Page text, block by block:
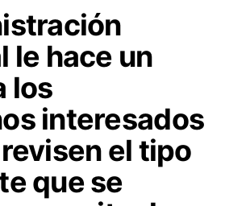
le hace un
los
interesados
el tipo
que se